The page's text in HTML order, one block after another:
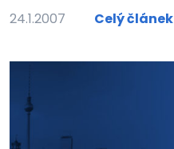
24.1.2007 Celý článek